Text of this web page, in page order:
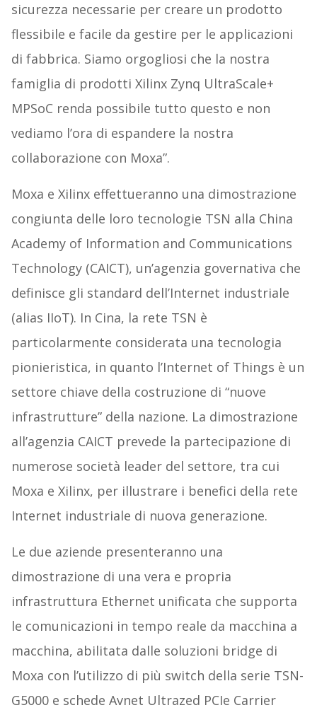
sicurezza necessarie per creare un prodotto
flessibile e facile da gestire per le applicazioni
di fabbrica. Siamo orgogliosi che la nostra
famiglia di prodotti Xilinx Zynq UltraScale+
MPSoC renda possibile tutto questo e non
vediamo l’ora di espandere la nostra
collaborazione con Moxa”.
Moxa e Xilinx effettueranno una dimostrazione
congiunta delle loro tecnologie TSN alla China
Academy of Information and Communications
Technology (CAICT), un’agenzia governativa che
definisce gli standard dell’Internet industriale
(alias IIoT). In Cina, la rete TSN è
particolarmente considerata una tecnologia
pionieristica, in quanto l’Internet of Things è un
settore chiave della costruzione di “nuove
infrastrutture” della nazione. La dimostrazione
all’agenzia CAICT prevede la partecipazione di
numerose società leader del settore, tra cui
Moxa e Xilinx, per illustrare i benefici della rete
Internet industriale di nuova generazione.
Le due aziende presenteranno una
dimostrazione di una vera e propria
infrastruttura Ethernet unificata che supporta
le comunicazioni in tempo reale da macchina a
macchina, abilitata dalle soluzioni bridge di
Moxa con l’utilizzo di più switch della serie TSN-
G5000 e schede Avnet Ultrazed PCIe Carrier